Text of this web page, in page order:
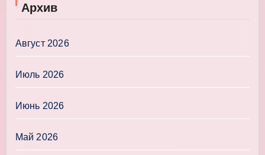
Архив
Август 2026
Июль 2026
Июнь 2026
Май 2026